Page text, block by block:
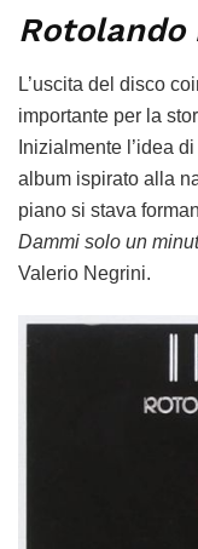
Rotolando
L’uscita del disco
importante per la
Inizialmente l’idea
album ispirato alla
piano si stava
Dammi solo un
Valerio Negrini.